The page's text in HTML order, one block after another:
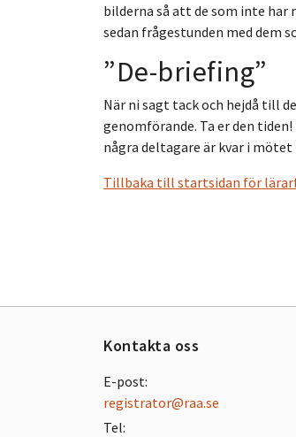
bilderna så att de som inte
sedan frågestunden med dem
”De-briefing”
När ni sagt tack och hejdå till
genomförande. Ta er den
några deltagare är kvar i
Tillbaka till startsidan för
Kontakta oss
E-post:
registrator@raa.se
Tel: